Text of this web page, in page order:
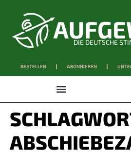
DIE DEUTSCHE
BESTELLEN ABONNIEREN